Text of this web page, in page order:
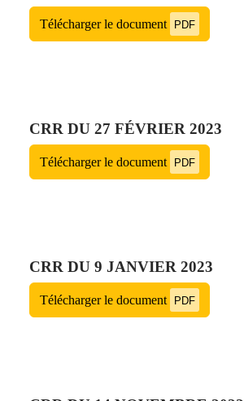
Télécharger le document PDF
CRR DU 27 FÉVRIER 2023
Télécharger le document PDF
CRR DU 9 JANVIER 2023
Télécharger le document PDF